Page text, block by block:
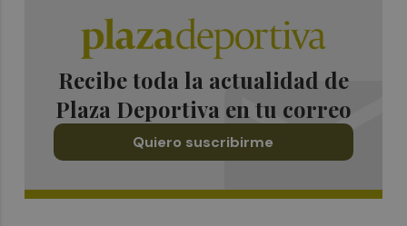
Recibe toda la actualidad de
Plaza Deportiva en tu correo
Quiero suscribirme